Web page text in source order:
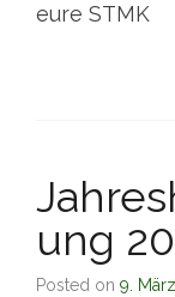
eure STMK
ung
Posted on 9.